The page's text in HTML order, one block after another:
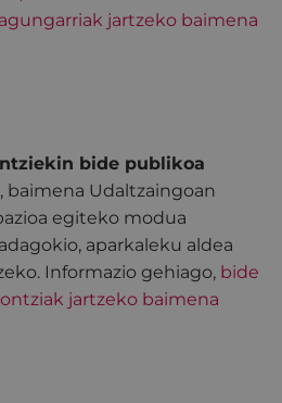
jartzeko baimena
bide publikoa
, baimena Udaltzaingoan
egiteko modua
aparkaleku aldea
Informazio gehiago, bide
jartzeko baimena